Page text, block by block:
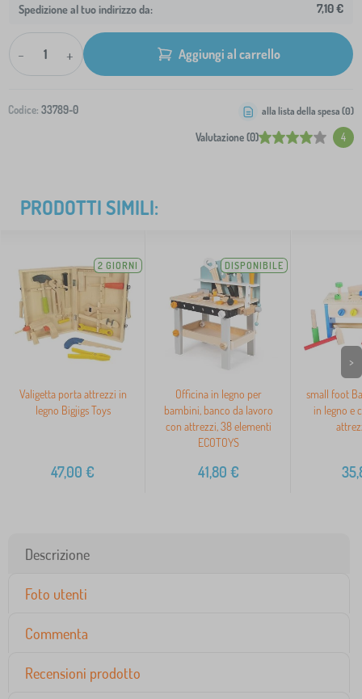
Spedizione al tuo indirizzo da: 7,10 €
- + Aggiungi al carrello
Codice: 33789-0
Valutazione (0) 4
alla lista della spesa (0)
PRODOTTI SIMILI:
2 GIORNI
Valigetta porta attrezzi in
legno Bigjigs Toys
47,00 €
DISPONIBILE
Officina in legno per
bambini, banco da lavoro
con attrezzi, 38 elementi
ECOTOYS
41,80 €
small foot
in legno e
>
Descrizione
Foto utenti
Commenta
Recensioni prodotto